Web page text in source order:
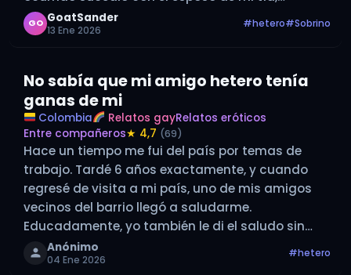
hermana de mi madre. El esposo, un macho de
campo, 45 cuerpo fornido cuidado, un culo
GO GoatSander
13 Ene 2026
#hetero#Sobrino
No sabía que mi amigo hetero tenía
ganas de mi
Colombia Relatos gayRelatos eróticos
Entre compañeros★ 4,7 (69)
Hace un tiempo me fui del país por temas de
trabajo. Tardé 6 años exactamente, y cuando
regresé de visita a mi país, uno de mis amigos
vecinos del barrio llegó a saludarme.
Educadamente, yo también le di el saludo sin
ningún inconveniente. Ese mismo día en la tarde,
mis…
Anónimo
04 Ene 2026
#hetero